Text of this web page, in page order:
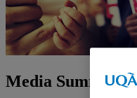
Media Summary